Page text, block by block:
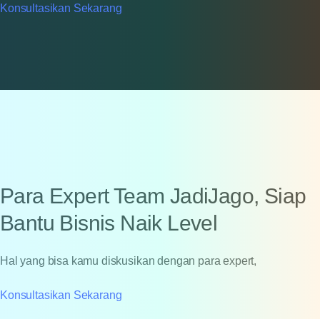
Konsultasikan Sekarang
Para Expert Team JadiJago, Siap
Bantu Bisnis Naik Level
Hal yang bisa kamu diskusikan dengan para expert,
Konsultasikan Sekarang